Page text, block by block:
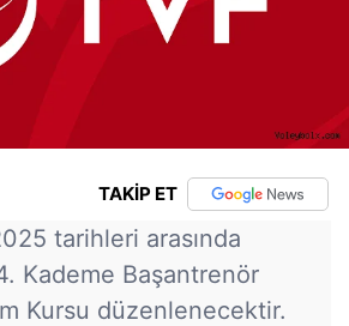
TAKİP ET
tarihleri arasında
Kademe Başantrenör
Kursu düzenlenecektir.